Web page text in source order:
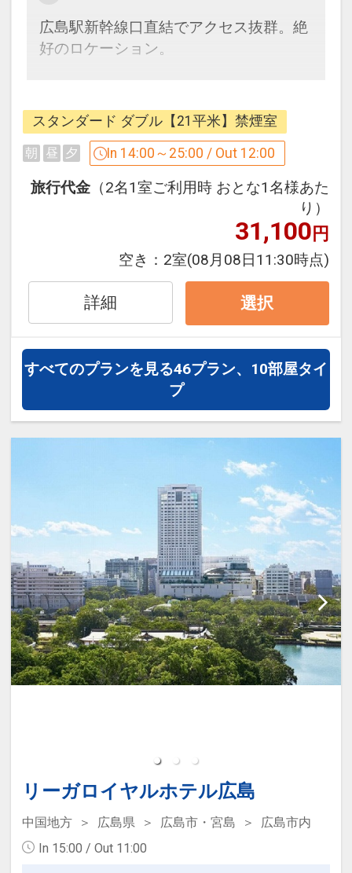
・ミネラルウォーターお一人さま1本無
料提供
・全室ズボンプレッサー完備
・空気清浄機完備
【館 内】
・チェックアウトゆとりの12：00
・お荷物お預かりサービス(無料)
館内情報をはじめ、広島の観光やグルメ
情報など、地域の魅力を発信し、ゲスト
・ＰＣコーナー（無料7：00～24：00）
・ファックス・コピーサービス（有料
・広島ゆかりの書籍閲覧（日本語・外国
設定期間：2021年12月17日～2027年4
インターネットコース番号：DP-2-
200000001038
広島駅新幹線口直結でアクセス抜群。絶
好のロケーション。
扉を開けたその瞬間から始まる優雅なプ
ライベートタイム。シックな雰囲気のイ
ンテリアに囲まれた清潔感ある室内で旅
先の疲れを癒し、きめ細やかなおもてな
しでやすらぎのひとときをお過ごしくだ
・全室Ｗi-Ｆi・有線ＬＡＮインターネッ
ト接続無料
・全室ズボンプレッサー完備
・空気清浄機完備
・チェックアウトゆとりの12：00
■1階インフォメーションセンター
館内情報をはじめ、広島の観光やグルメ
情報など、地域の魅力を発信し、ゲスト
からの様々な問合せにお応えします。
・ＰＣコーナー（無料7：00～24：00）
・ファックス・コピーサービス（有料
7：00～24：00）
・広島ゆかりの書籍閲覧（日本語・外国
語）
設定期間：2024年2月22日～2027年4月
スタンダード ダブル【21平米】禁煙室
朝 昼 夕 In 14:00～25:00 / Out 12:00
旅行代金 （2名1室ご利用時 おとな1名様あた
り）
31,100円
空き： 2室(08月08日11:30時点)
詳細 選択
すべてのプランを見る46プラン、10部屋タイ
プ
リーガロイヤルホテル広島
中国地方 広島県 広島市・宮島
広島市内
In 15:00 / Out 11:00